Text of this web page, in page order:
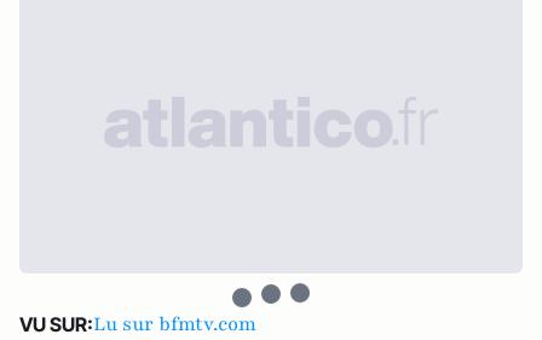
VU SUR:Lu sur bfmtv.com